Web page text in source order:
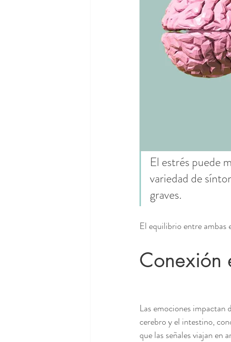
El estrés puede
variedad de
graves.
El equilibrio entre ambas
Conexión
Las emociones impactan
cerebro y el intestino,
que las señales viajan en